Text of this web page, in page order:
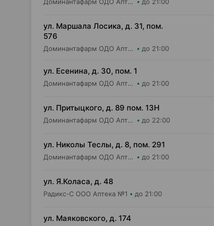
ул. Маршала Лосика, д. 31, пом.
576
Доминантафарм ОДО Аптека №22 до 21:00
ул. Есенина, д. 30, пом. 1
Доминантафарм ОДО Аптека №15 до 21:00
ул. Притыцкого, д. 89 пом. 13Н
Доминантафарм ОДО Аптека №1 до 22:00
ул. Николы Теслы, д. 8, пом. 291
Доминантафарм ОДО Аптека №25 до 21:00
ул. Я.Коласа, д. 48
Радикс-С ООО Аптека №1 до 21:00
ул. Маяковского, д. 174